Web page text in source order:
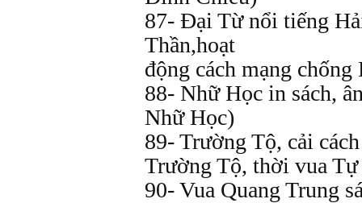
87- Đại Từ nổi tiếng
Thần,hoạt
động cách mạng chống
88- Nhữ Học in sách,
Nhữ Học)
89- Trường Tộ, cải
Trường Tộ, thời vua
90- Vua Quang Trung